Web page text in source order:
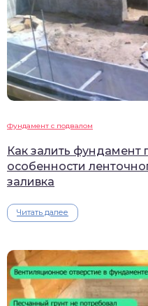
Фундамент с подвалом
Как залить
особенности
заливка
Читать далее